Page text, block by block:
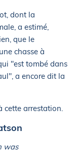
dont la
a estimé,
que le
chasse à
"est tombé dans
a encore dit la
cette arrestation.
was